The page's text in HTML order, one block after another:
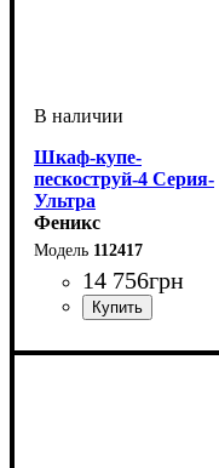
Шкаф-купе-
пескоструй-4 Серия-
Ультра
Феникс
112417
14 756грн